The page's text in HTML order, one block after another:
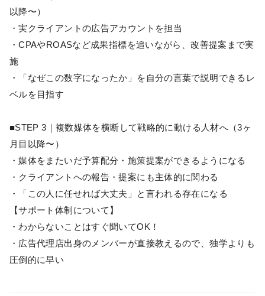
以降〜）
・実クライアントの広告アカウントを担当
・CPAやROASなど成果指標を追いながら、改善提案まで実
施
・「なぜこの数字になったか」を自分の言葉で説明できるレ
ベルを目指す
■STEP 3｜複数媒体を横断して戦略的に動ける人材へ（3ヶ
月目以降〜）
・媒体をまたいだ予算配分・施策提案ができるようになる
・クライアントへの報告・提案にも主体的に関わる
・「この人に任せれば大丈夫」と言われる存在になる
【サポート体制について】
・わからないことはすぐ聞いてOK！
・広告代理店出身のメンバーが直接教えるので、独学よりも
圧倒的に早い